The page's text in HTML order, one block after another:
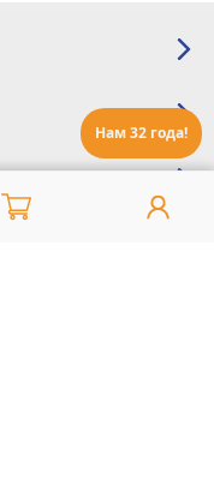
Нам 32 года!